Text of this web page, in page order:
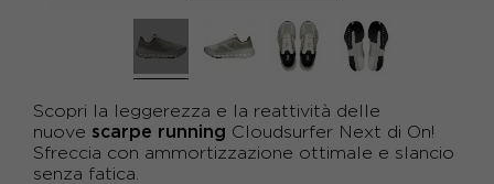
Scopri la leggerezza e la reattività delle
nuove scarpe running Cloudsurfer Next di On!
Sfreccia con ammortizzazione ottimale e slancio
senza fatica.